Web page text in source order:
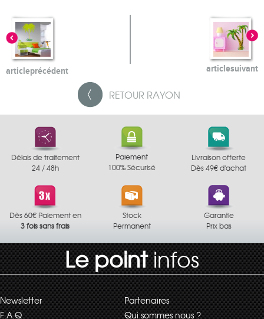
articleprécédent articlesuivant
RETOUR RAYON
Délais de traitement
24 / 48h
Paiement
100% Sécurisé
Livraison offerte
Dès 49€ d'achat
Dès 60€ Paiement en
3 fois sans frais
Stock
Permanent
Garantie
Prix bas
Le pointinfos
Newsletter
Partenaires
F.A.Q
Qui sommes nous ?